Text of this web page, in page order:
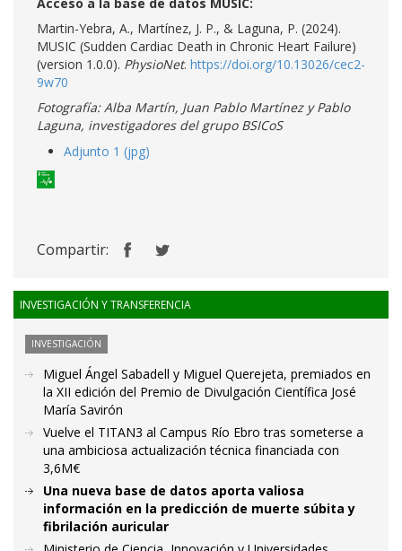
Martin-Yebra, A., Martínez, J. P., & Laguna, P. (2024).
MUSIC (Sudden Cardiac Death in Chronic Heart Failure)
(version 1.0.0). PhysioNet. https://doi.org/10.13026/cec2-
9w70
Fotografía: Alba Martín, Juan Pablo Martínez y Pablo
Laguna, investigadores del grupo BSICoS
Adjunto 1 (jpg)
Compartir:
INVESTIGACIÓN Y TRANSFERENCIA
INVESTIGACIÓN
Miguel Ángel Sabadell y Miguel Querejeta, premiados en
la XII edición del Premio de Divulgación Científica José
María Savirón
Vuelve el TITAN3 al Campus Río Ebro tras someterse a
una ambiciosa actualización técnica financiada con
3,6M€
Una nueva base de datos aporta valiosa
información en la predicción de muerte súbita y
fibrilación auricular